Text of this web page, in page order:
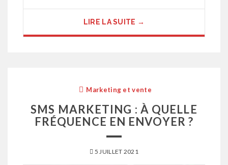
LIRE LA SUITE →
Marketing et vente
SMS MARKETING : À QUELLE
FRÉQUENCE EN ENVOYER ?
5 JUILLET 2021